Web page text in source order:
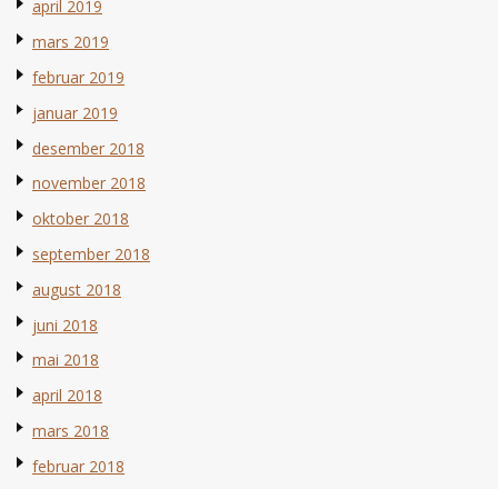
april 2019
mars 2019
februar 2019
januar 2019
desember 2018
november 2018
oktober 2018
september 2018
august 2018
juni 2018
mai 2018
april 2018
mars 2018
februar 2018